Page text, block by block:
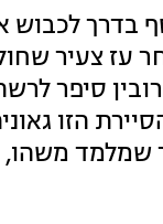
בדרך
עז צעיר
הזו
שמלמד משהו,